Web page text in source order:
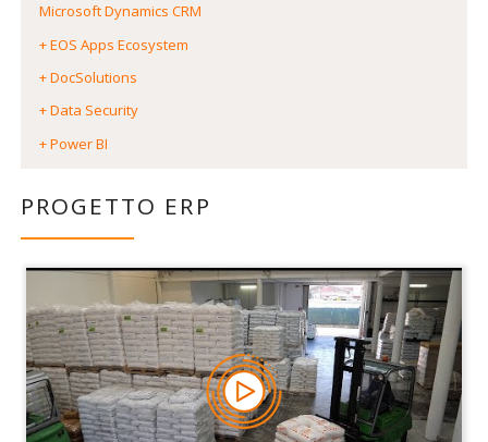
Microsoft Dynamics CRM
+ EOS Apps Ecosystem
+ DocSolutions
+ Data Security
+ Power BI
PROGETTO ERP